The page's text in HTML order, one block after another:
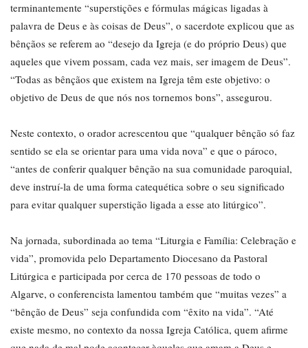
terminantemente “superstições e fórmulas mágicas ligadas à
palavra de Deus e às coisas de Deus”, o sacerdote explicou que as
bênçãos se referem ao “desejo da Igreja (e do próprio Deus) que
aqueles que vivem possam, cada vez mais, ser imagem de Deus”.
“Todas as bênçãos que existem na Igreja têm este objetivo: o
objetivo de Deus de que nós nos tornemos bons”, assegurou.
Neste contexto, o orador acrescentou que “qualquer bênção só faz
sentido se ela se orientar para uma vida nova” e que o pároco,
“antes de conferir qualquer bênção na sua comunidade paroquial,
deve instruí-la de uma forma catequética sobre o seu significado
para evitar qualquer superstição ligada a esse ato litúrgico”.
Na jornada, subordinada ao tema “Liturgia e Família: Celebração e
vida”, promovida pelo Departamento Diocesano da Pastoral
Litúrgica e participada por cerca de 170 pessoas de todo o
Algarve, o conferencista lamentou também que “muitas vezes” a
“bênção de Deus” seja confundida com “êxito na vida”. “Até
existe mesmo, no contexto da nossa Igreja Católica, quem afirme